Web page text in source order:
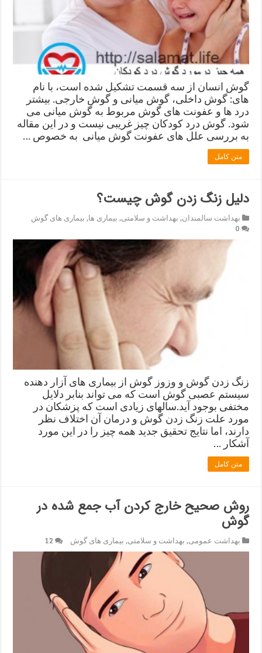
گوش انسان از سه قسمت تشکیل شده است، با نام
های: گوش داخلی، گوش میانی و گوش خارجی. بیشتر
درد ها و عفونت های گوش مربوط به گوش میانی می
شود. گوش درد کودکان چیز غریبی نیست و در این مقاله
به بررسی علل های عفونت گوش میانی به خصوص …
متن کامل
دلیل زنگ زدن گوش چیست؟
بهداشت سالمندان, بهداشت و سلامتی, بیماری ها, بیماری های گوش
0
زنگ زدن گوش و وزوز گوش از بیماری های آزار دهنده
سیستم عصبی گوش است که می تواند بنابر دلایل
مختفی بوجود آید.سالهای زیادی است که پزشکان در
مورد علت زنگ زدن گوش و درمان آن اختلاف نظر
دارند، اما نتایج تحقیق جدید همه چیز را در این مورد
آشکار …
متن کامل
روش صحیح خارج کردن آب جمع شده در
گوش
بهداشت عمومی, بهداشت و سلامتی, بیماری های گوش 12